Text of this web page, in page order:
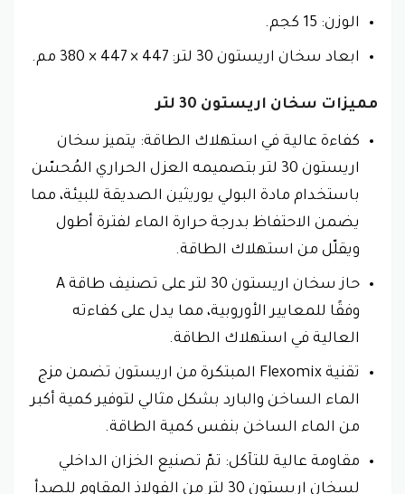
الوزن: 15 كجم.
ابعاد سخان اريستون 30 لتر: 447 × 447 × 380 مم.
مميزات سخان اريستون 30 لتر
كفاءة عالية في استهلاك الطاقة: يتميز سخان
اريستون 30 لتر بتصميمه العزل الحراري المُحسّن
باستخدام مادة البولي يوريثين الصديقة للبيئة، مما
يضمن الاحتفاظ بدرجة حرارة الماء لفترة أطول
ويقلّل من استهلاك الطاقة.
حاز سخان اريستون 30 لتر على تصنيف طاقة A
وفقًا للمعايير الأوروبية، مما يدل على كفاءته
العالية في استهلاك الطاقة.
تقنية Flexomix المبتكرة من اريستون تضمن مزج
الماء الساخن والبارد بشكل مثالي لتوفير كمية أكبر
من الماء الساخن بنفس كمية الطاقة.
مقاومة عالية للتآكل: تمّ تصنيع الخزان الداخلي
لسخان اريستون 30 لتر من الفولاذ المقاوم للصدأ